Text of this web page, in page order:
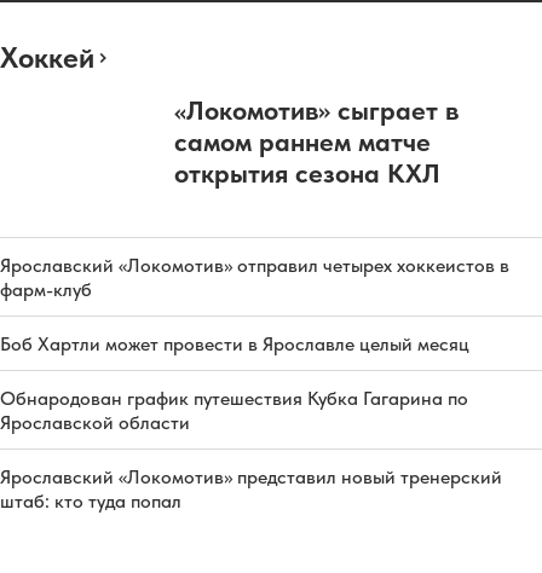
Хоккей
«Локомотив» сыграет в
самом раннем матче
открытия сезона КХЛ
Ярославский «Локомотив» отправил четырех хоккеистов в
фарм-клуб
Боб Хартли может провести в Ярославле целый месяц
Обнародован график путешествия Кубка Гагарина по
Ярославской области
Ярославский «Локомотив» представил новый тренерский
штаб: кто туда попал